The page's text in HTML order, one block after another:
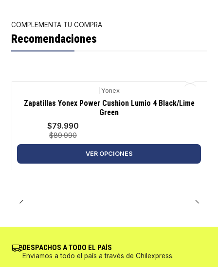
COMPLEMENTA TU COMPRA
Recomendaciones
-11%
Yonex
Zapatillas Yonex Power Cushion Lumio 4 Black/Lime
Green
$79.990
$89.990
VER OPCIONES
DESPACHOS A TODO EL PAÍS
Enviamos a todo el país a través de Chilexpress.